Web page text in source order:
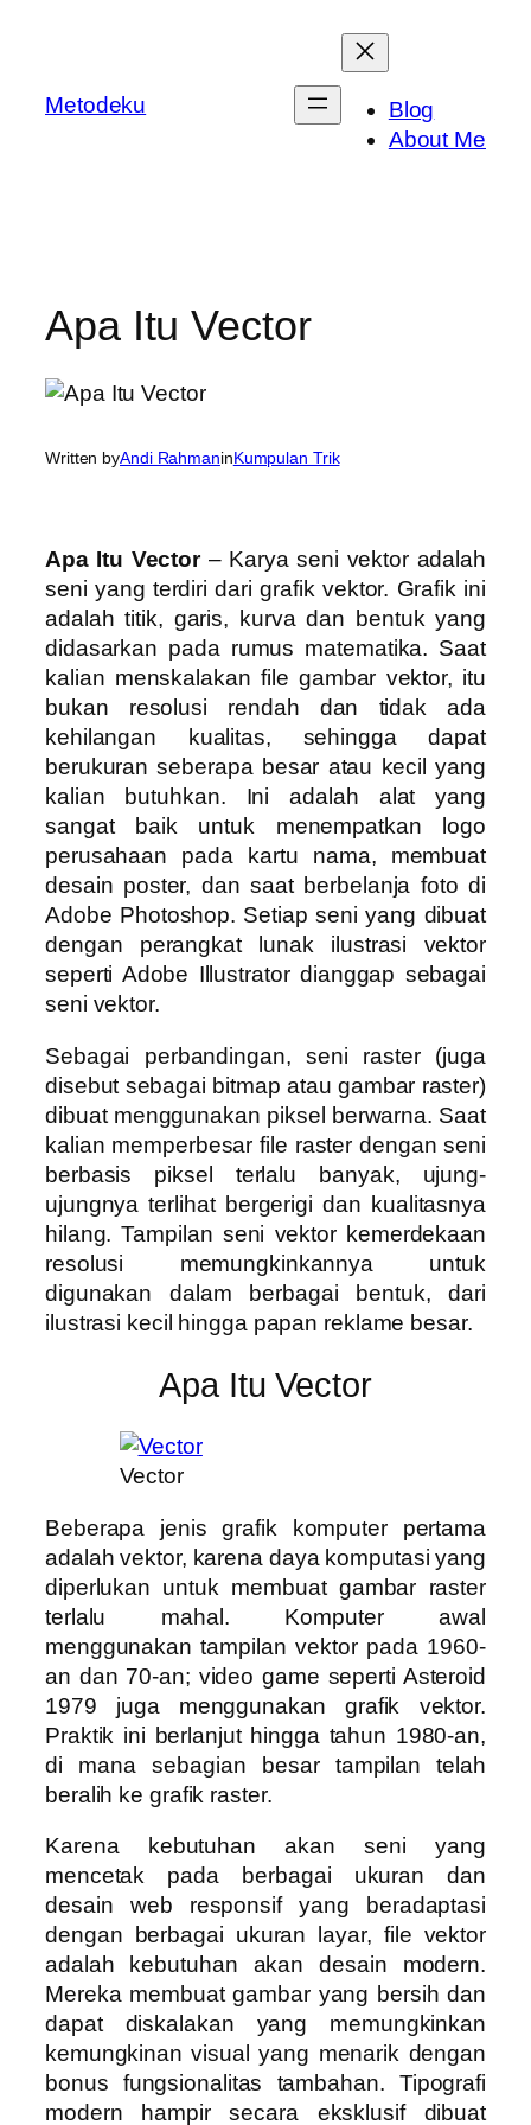
Metodeku
Blog
About Me
Apa Itu Vector
Written byAndi RahmaninKumpulan Trik
Apa Itu Vector– Karya seni vektor adalah
seni yang terdiri dari grafik vektor. Grafik ini
adalah titik, garis, kurva dan bentuk yang
didasarkan pada rumus matematika. Saat
kalian menskalakan file gambar vektor, itu
bukan resolusi rendah dan tidak ada
kehilangan kualitas, sehingga dapat
berukuran seberapa besar atau kecil yang
kalian butuhkan. Ini adalah alat yang
sangat baik untuk menempatkan logo
perusahaan pada kartu nama, membuat
desain poster, dan saat berbelanja foto di
Adobe Photoshop. Setiap seni yang dibuat
dengan perangkat lunak ilustrasi vektor
seperti Adobe Illustrator dianggap sebagai
seni vektor.
Sebagai perbandingan, seni raster (juga
disebut sebagai bitmap atau gambar raster)
dibuat menggunakan piksel berwarna. Saat
kalian memperbesar file raster dengan seni
berbasis piksel terlalu banyak, ujung-
ujungnya terlihat bergerigi dan kualitasnya
hilang. Tampilan seni vektor kemerdekaan
resolusi memungkinkannya untuk
digunakan dalam berbagai bentuk, dari
ilustrasi kecil hingga papan reklame besar.
Apa Itu Vector
Vector
Beberapa jenis grafik komputer pertama
adalah vektor, karena daya komputasi yang
diperlukan untuk membuat gambar raster
terlalu mahal. Komputer awal
menggunakan tampilan vektor pada 1960-
an dan 70-an; video game seperti Asteroid
1979 juga menggunakan grafik vektor.
Praktik ini berlanjut hingga tahun 1980-an,
di mana sebagian besar tampilan telah
beralih ke grafik raster.
Karena kebutuhan akan seni yang
mencetak pada berbagai ukuran dan
desain web responsif yang beradaptasi
dengan berbagai ukuran layar, file vektor
adalah kebutuhan akan desain modern.
Mereka membuat gambar yang bersih dan
dapat diskalakan yang memungkinkan
kemungkinan visual yang menarik dengan
bonus fungsionalitas tambahan. Tipografi
modern hampir secara eksklusif dibuat